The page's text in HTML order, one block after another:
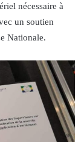
nécessaire à
un soutien
Nationale.